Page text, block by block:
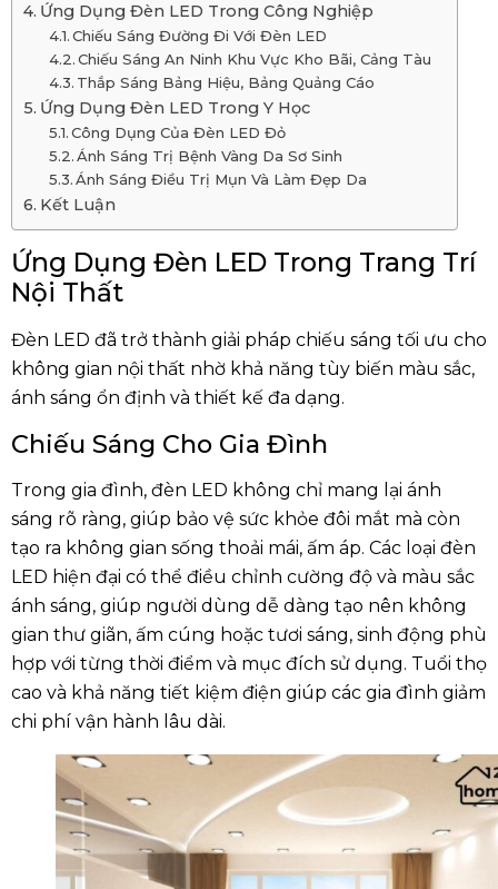
Ứng Dụng Đèn LED Trong Công Nghiệp
Chiếu Sáng Đường Đi Với Đèn LED
Chiếu Sáng An Ninh Khu Vực Kho Bãi, Cảng Tàu
Thắp Sáng Bảng Hiệu, Bảng Quảng Cáo
Ứng Dụng Đèn LED Trong Y Học
Công Dụng Của Đèn LED Đỏ
Ánh Sáng Trị Bệnh Vàng Da Sơ Sinh
Ánh Sáng Điều Trị Mụn Và Làm Đẹp Da
Kết Luận
Ứng Dụng Đèn LED Trong Trang Trí
Nội Thất
Đèn LED đã trở thành giải pháp chiếu sáng tối ưu cho
không gian nội thất nhờ khả năng tùy biến màu sắc,
ánh sáng ổn định và thiết kế đa dạng.
Chiếu Sáng Cho Gia Đình
Trong gia đình, đèn LED không chỉ mang lại ánh
sáng rõ ràng, giúp bảo vệ sức khỏe đôi mắt mà còn
tạo ra không gian sống thoải mái, ấm áp. Các loại đèn
LED hiện đại có thể điều chỉnh cường độ và màu sắc
ánh sáng, giúp người dùng dễ dàng tạo nên không
gian thư giãn, ấm cúng hoặc tươi sáng, sinh động phù
hợp với từng thời điểm và mục đích sử dụng. Tuổi thọ
cao và khả năng tiết kiệm điện giúp các gia đình giảm
chi phí vận hành lâu dài.